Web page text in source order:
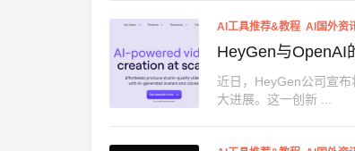
AI工具推荐&教程 AI国外资
HeyGen与OpenAI
近日，HeyGen公司宣
大进展。这一创新 ...